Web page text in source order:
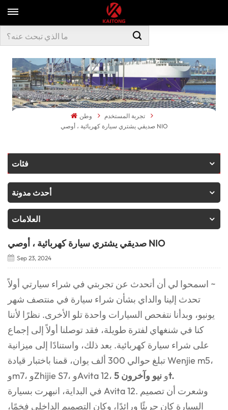
وطن
تجربة المستخدم
صديقي يشتري سيارة كهربائية ، أوصي NIO
فئات
أحدث مدونة
العلامات
صديقي يشتري سيارة كهربائية ، أوصي NIO
Sep 23, 2024
اسمحوا لي أن أتحدث عن تجربتي في شراء سيارتي أولاً ~
تحدث إلينا والداي بشأن شراء سيارة في منتصف شهر
يونيو، وبدأنا نتفحص السيارات واحدة تلو الأخرى. نظرًا لأننا
كنا في شنغهاي لفترة طويلة، فقد توصلنا أولاً إلى إجماع
على شراء سيارة كهربائية. بعد ذلك، واستنادًا إلى ميزانية
تبلغ حوالي 300 ألف يوان، قمنا باختبار قيادة Wenjie m5،
وm7، وZhijie S7، وAvita 12، ونيو وآخرون 5t.
في البداية، انبهرت بسيارة Avita 12. وشعرت أن تصميم
السيارة كان جريئًا ورائدًا، وكان التصميم الداخلي فخمًا،